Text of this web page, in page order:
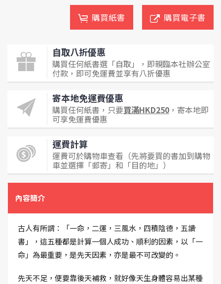
購買紙書 購買電子書
自取八折優惠
購買任何紙書選「自取」，即親臨本社辦公室
付款，即可免運費並享有八折優惠
寄本地免運費優惠
購買任何紙書，只要買滿HKD250 ，寄本地即
可享免運費優惠
運費計算
運費可於購物車查看（先將要買的書加到購物
車並選擇「郵寄」和「目的地」）
內容簡介
古人有所謂：「一命，二運，三風水，四積陰德，五讀
書」，這五種都是計算一個人成功、順利的因素，以「一
命」為最重要，是先天因素，亦是最不可改變的。
先天不足，便要靠後天補救，就好像天生身體容易出某種